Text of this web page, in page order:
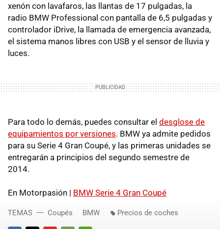
xenón con lavafaros, las llantas de 17 pulgadas, la
radio BMW Professional con pantalla de 6,5 pulgadas y
controlador iDrive, la llamada de emergencia avanzada,
el sistema manos libres con USB y el sensor de lluvia y
luces.
Para todo lo demás, puedes consultar el desglose de
equipamientos por versiones. BMW ya admite pedidos
para su Serie 4 Gran Coupé, y las primeras unidades se
entregarán a principios del segundo semestre de
2014.
En Motorpasión | BMW Serie 4 Gran Coupé
TEMAS Coupés BMW Precios de coches